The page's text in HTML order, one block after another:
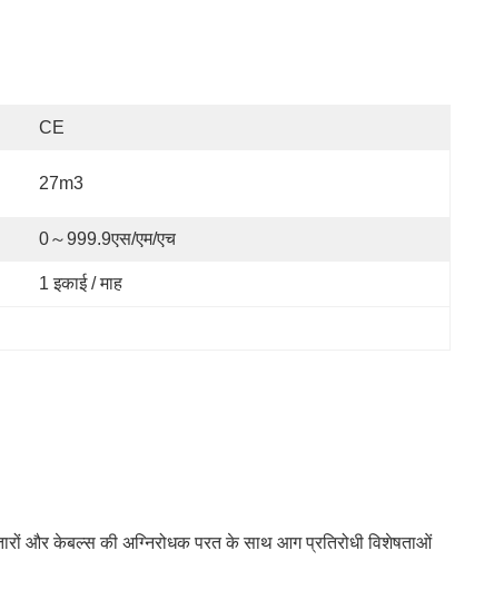
CE
27m3
0～999.9एस/एम/एच
1 इकाई / माह
और केबल्स की अग्निरोधक परत के साथ आग प्रतिरोधी विशेषताओं